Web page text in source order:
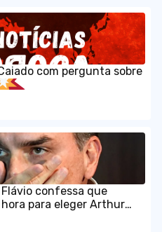
com pergunta sobre
confessa que
para eleger Arthur